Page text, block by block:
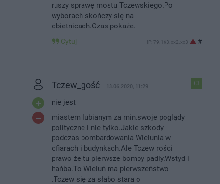
ruszy sprawę mostu Tczewskiego.Po
wyborach skończy się na
obietnicach.Czas pokaże.
Cytuj IP: 79.163.xx2.xx3 #
+3
Tczew_gość 13.06.2020, 11:29
nie jest
miastem lubianym za min.swoje poglądy
polityczne i nie tylko.Jakie szkody
podczas bombardowania Wielunia w
ofiarach i budynkach.Ale Tczew rości
prawo że tu pierwsze bomby padly.Wstyd i
hańba.To Wieluń ma pierwszeństwo
.Tczew się za słabo stara o